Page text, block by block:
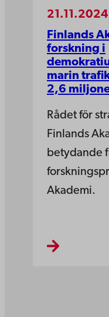
21.11.2024
Finlands
forskning i
marin
2,6
Rådet för
Finlands
betydande
Akademi.